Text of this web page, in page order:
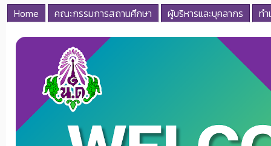
Home คณะกรรมการสถานศึกษา ผู้บริหารและบุคลากร ท